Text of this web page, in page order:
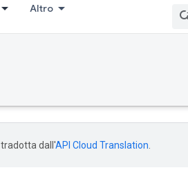
Altro
dall'API Cloud Translation